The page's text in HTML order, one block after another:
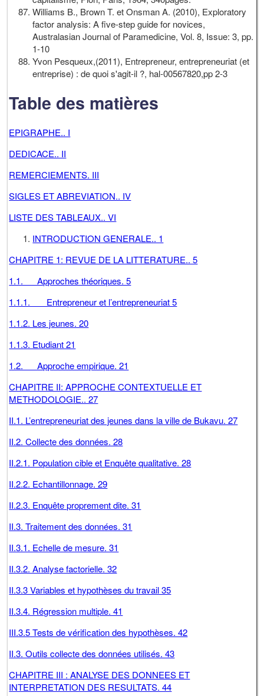
Williams B., Brown T. et Onsman A. (2010), Exploratory
factor analysis: A five-step guide for novices,
Australasian Journal of Paramedicine, Vol. 8, Issue: 3, pp.
1-10
Yvon Pesqueux,(2011), Entrepreneur, entrepreneuriat (et
entreprise) : de quoi s'agit-il ?, hal-00567820,pp 2-3
Table des matières
EPIGRAPHE.. I
DEDICACE.. II
REMERCIEMENTS. III
SIGLES ET ABREVIATION.. IV
LISTE DES TABLEAUX.. VI
INTRODUCTION GENERALE.. 1
CHAPITRE 1: REVUE DE LA LITTERATURE.. 5
1.1. Approches théoriques. 5
1.1.1. Entrepreneur et l’entrepreneuriat 5
1.1.2. Les jeunes. 20
1.1.3. Etudiant 21
1.2. Approche empirique. 21
CHAPITRE II: APPROCHE CONTEXTUELLE ET
METHODOLOGIE.. 27
II.1. L’entrepreneuriat des jeunes dans la ville de Bukavu. 27
II.2. Collecte des données. 28
II.2.1. Population cible et Enquête qualitative. 28
II.2.2. Echantillonnage. 29
II.2.3. Enquête proprement dite. 31
II.3. Traitement des données. 31
II.3.1. Echelle de mesure. 31
II.3.2. Analyse factorielle. 32
II.3.3 Variables et hypothèses du travail 35
II.3.4. Régression multiple. 41
III.3.5 Tests de vérification des hypothèses. 42
II.3. Outils collecte des données utilisés. 43
CHAPITRE III : ANALYSE DES DONNEES ET
INTERPRETATION DES RESULTATS. 44